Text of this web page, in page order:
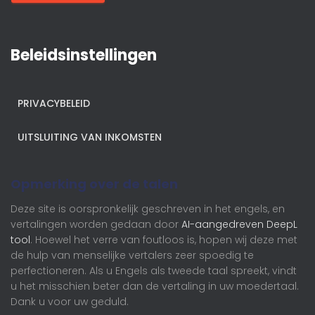
Beleidsinstellingen
PRIVACYBELEID
UITSLUITING VAN INKOMSTEN
Opmerking over de talen
Deze site is oorspronkelijk geschreven in het engels, en
vertalingen worden gedaan door AI-aangedreven DeepL
tool. Hoewel het verre van foutloos is, hopen wij deze met
de hulp van menselijke vertalers zeer spoedig te
perfectioneren. Als u Engels als tweede taal spreekt, vindt
u het misschien beter dan de vertaling in uw moedertaal.
Dank u voor uw geduld.